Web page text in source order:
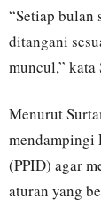
“Setiap bulan
ditangani
muncul,”
Menurut
mendampingi
(PPID) agar
aturan yang